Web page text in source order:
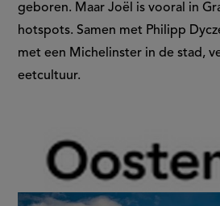
geboren. Maar Joël is vooral in
hotspots. Samen met Philipp
met een Michelinster in de stad,
eetcultuur.